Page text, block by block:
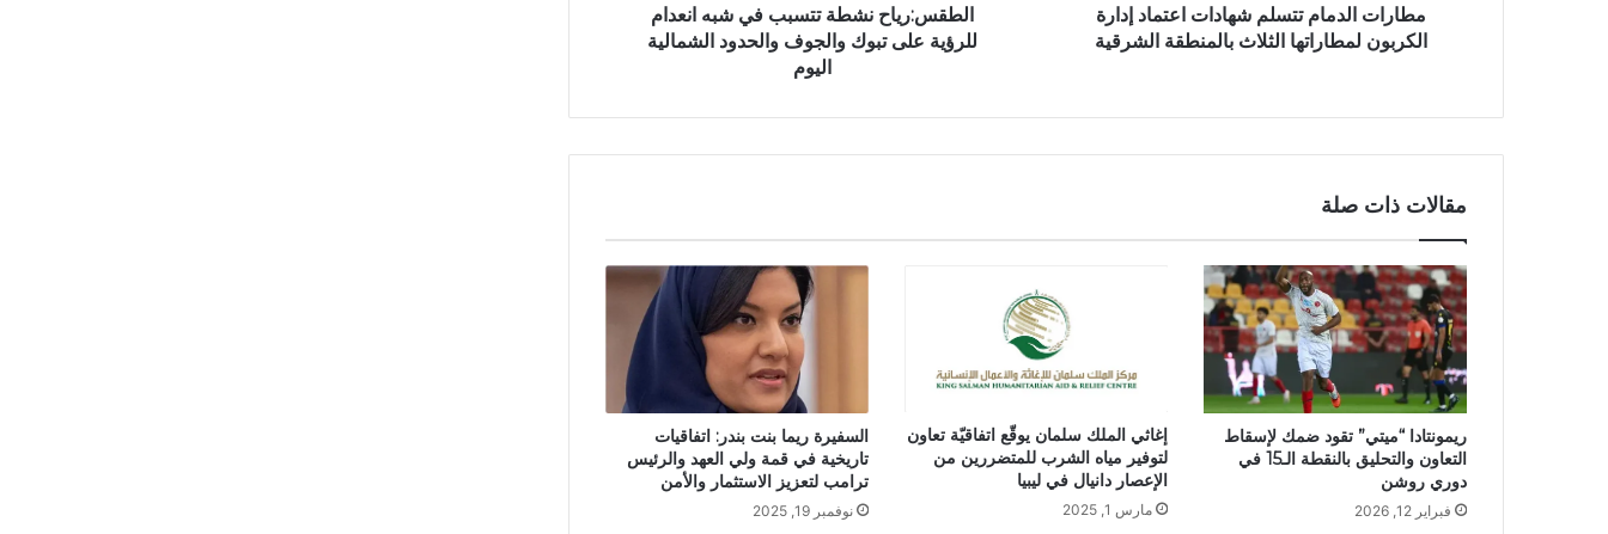
مطارات الدمام تتسلم شهادات اعتماد إدارة
الكربون لمطاراتها الثلاث بالمنطقة الشرقية
الطقس:رياح نشطة تتسبب في شبه انعدام
للرؤية على تبوك والجوف والحدود الشمالية
اليوم
مقالات ذات صلة
ريمونتادا “ميتي” تقود ضمك لإسقاط
التعاون والتحليق بالنقطة الـ15 في
دوري روشن
فبراير 12, 2026
إغاثي الملك سلمان يوقّع اتفاقيّة تعاون
لتوفير مياه الشرب للمتضررين من
الإعصار دانيال في ليبيا
مارس 1, 2025
السفيرة ريما بنت بندر: اتفاقيات
تاريخية في قمة ولي العهد والرئيس
ترامب لتعزيز الاستثمار والأمن
نوفمبر 19, 2025